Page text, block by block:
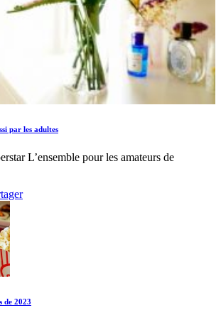
par les adultes
L’ensemble pour les amateurs de
de 2023